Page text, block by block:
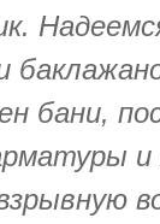
бани,
и